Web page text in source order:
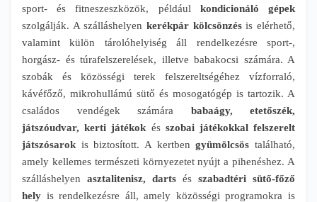
sport- és fitneszeszközök, például kondicionáló gépek
szolgálják. A szálláshelyen kerékpár kölcsönzésis elérhető,
valamint külön tárolóhelyiség áll rendelkezésre sport-,
horgász- és túrafelszerelések, illetve babakocsi számára. A
szobák és közösségi terek felszereltségéhez vízforraló,
kávéfőző, mikrohullámú sütő és mosogatógép is tartozik. A
családos vendégek számára babaágy, etetőszék,
játszóudvar, kerti játékok ésszobai játékokkal felszerelt
játszósarok is biztosított. A kertben gyümölcsös található,
amely kellemes természeti környezetet nyújt a pihenéshez. A
szálláshelyen asztalitenisz, darts és szabadtéri sütő-főző
hely is rendelkezésre áll, amely közösségi programokra is